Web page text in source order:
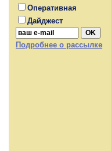
Оперативная
Дайджест
Подробнее о рассылке